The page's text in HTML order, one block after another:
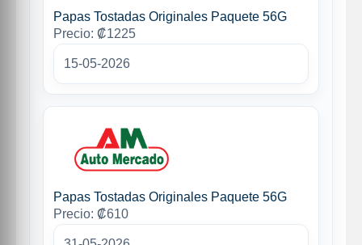
Papas Tostadas Originales Paquete 56G
Precio: ₡1225
15-05-2026
Papas Tostadas Originales Paquete 56G
Precio: ₡610